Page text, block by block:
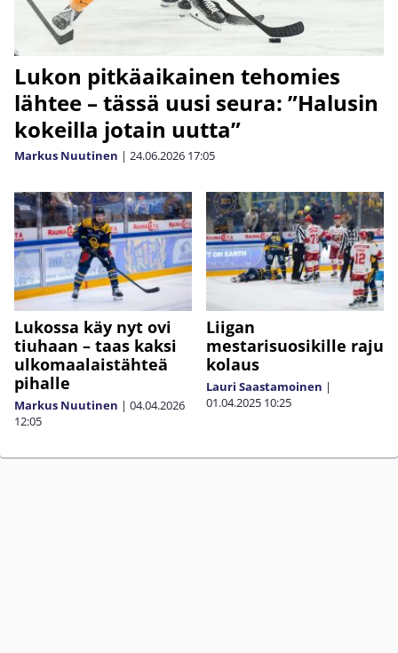
Lukon pitkäaikainen tehomies
lähtee – tässä uusi seura: ”Halusin
kokeilla jotain uutta”
Markus Nuutinen | 24.06.2026 17:05
Lukossa käy nyt ovi
tiuhaan – taas kaksi
ulkomaalaistähteä
pihalle
Markus Nuutinen | 04.04.2026
12:05
Liigan
mestarisuosikille raju
kolaus
Lauri Saastamoinen |
01.04.2025 10:25